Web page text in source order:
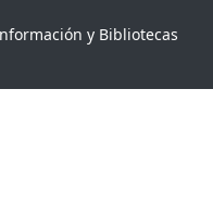
y Bibliotecas